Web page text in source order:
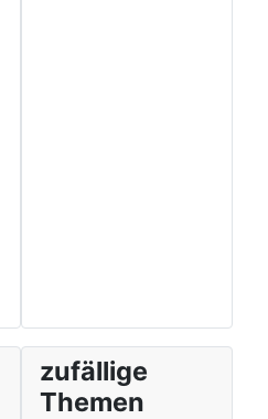
zufällige
Themen